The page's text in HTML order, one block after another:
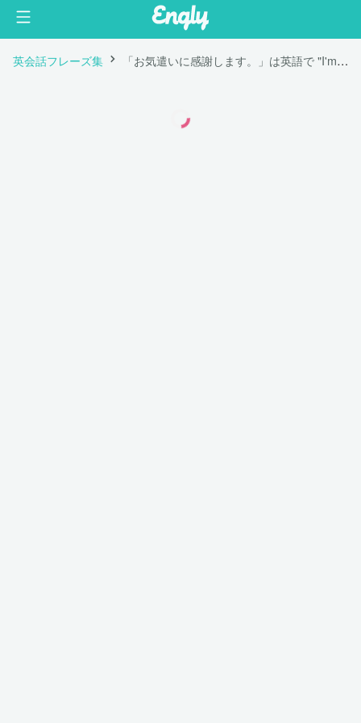
英会話フレーズ集 「お気遣いに感謝します。」は英語で "I'm grateful for your consideration."